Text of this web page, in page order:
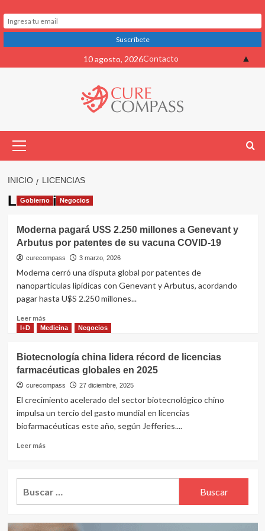
al
10 agosto, 2026Contacto
primario
INICIO LICENCIAS
Licencias
Gobierno Negocios
Moderna pagará U$S 2.250 millones a Genevant y
Arbutus por patentes de su vacuna COVID-19
curecompass 3 marzo, 2026
Moderna cerró una disputa global por patentes de
nanopartículas lipídicas con Genevant y Arbutus, acordando
pagar hasta U$S 2.250 millones...
Leer másLeer
más
pagará
U$S
2.250
millones
Genevant
y
vacuna
COVID-
I+D Medicina Negocios
Biotecnología china lidera récord de licencias
farmacéuticas globales en 2025
curecompass 27 diciembre, 2025
El crecimiento acelerado del sector biotecnológico chino
impulsa un tercio del gasto mundial en licencias
biofarmacéuticas este año, según Jefferies....
Leer másLeer
Biotecnología
china
de
▲